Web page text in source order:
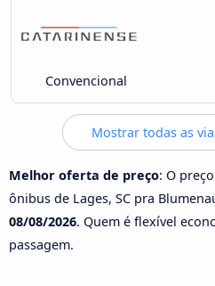
Convencional
Mostrar todas as
Melhor oferta de preço: O
ônibus de Lages, SC pra
08/08/2026. Quem é flexível
passagem.